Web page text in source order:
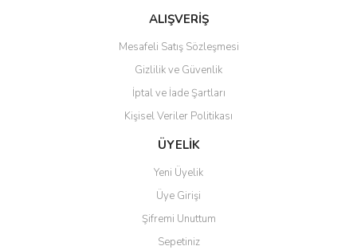
Bu ürüne benzer farklı alternatifler olmalı.
Gönder
ALIŞVERİŞ
Mesafeli Satış Sözleşmesi
Gizlilik ve Güvenlik
İptal ve İade Şartları
Kişisel Veriler Politikası
ÜYELİK
Yeni Üyelik
Üye Girişi
Şifremi Unuttum
Sepetiniz